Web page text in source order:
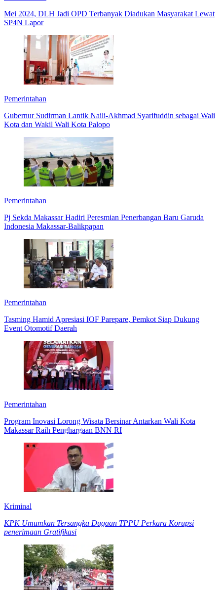
Mei 2024, DLH Jadi OPD Terbanyak Diadukan Masyarakat Lewat
SP4N Lapor
Pemerintahan
Gubernur Sudirman Lantik Naili-Akhmad Syarifuddin sebagai Wali
Kota dan Wakil Wali Kota Palopo
Pemerintahan
Pj Sekda Makassar Hadiri Peresmian Penerbangan Baru Garuda
Indonesia Makassar-Balikpapan
Pemerintahan
Tasming Hamid Apresiasi IOF Parepare, Pemkot Siap Dukung
Event Otomotif Daerah
Pemerintahan
Program Inovasi Lorong Wisata Bersinar Antarkan Wali Kota
Makassar Raih Penghargaan BNN RI
Kriminal
KPK Umumkan Tersangka Dugaan TPPU Perkara Korupsi
penerimaan Gratifikasi